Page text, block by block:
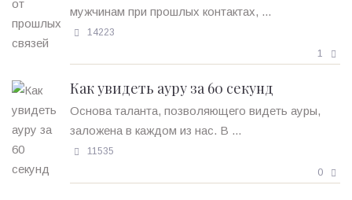
мужчинам при прошлых контактах, ...
14223
1
Как увидеть ауру за 60 секунд
Основа таланта, позволяющего видеть ауры,
заложена в каждом из нас. В ...
11535
0